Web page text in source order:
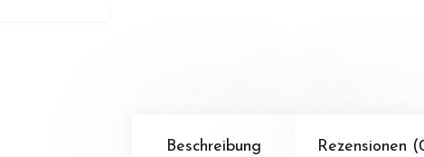
Beschreibung Rezensionen